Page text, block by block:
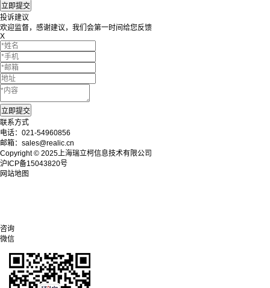
投诉建议
欢迎监督，感谢建议，我们会第一时间给您反馈
X
联系方式
电话：021-54960856
邮箱：sales@realic.cn
Copyright © 2025上海瑞立柯信息技术有限公司
沪ICP备15043820号
网站地图
咨询
微信